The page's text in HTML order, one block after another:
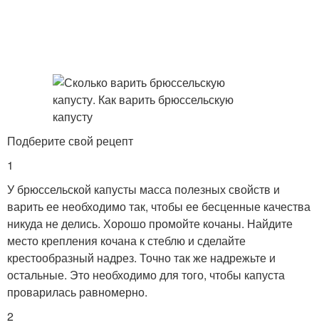
Подберите свой рецепт
1
У брюссельской капусты масса полезных свойств и
варить ее необходимо так, чтобы ее бесценные качества
никуда не делись. Хорошо промойте кочаны. Найдите
место крепления кочана к стеблю и сделайте
крестообразный надрез. Точно так же надрежьте и
остальные. Это необходимо для того, чтобы капуста
проварилась равномерно.
2